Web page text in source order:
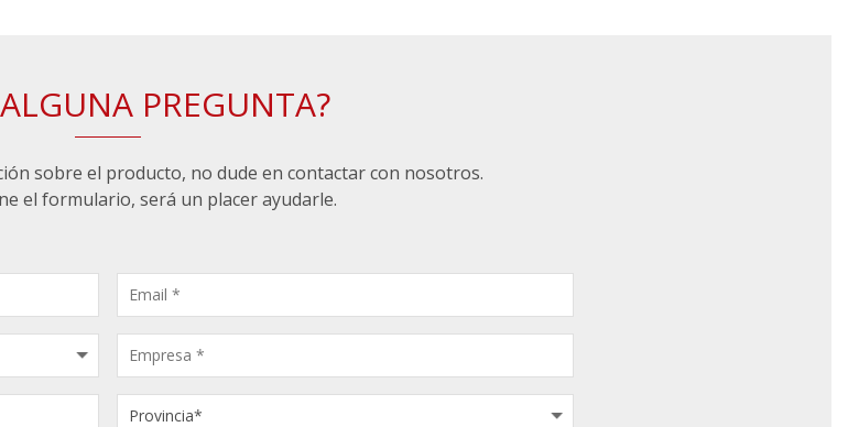
PREGUNTA?
sobre el producto, no dude en contactar con nosotros.
el formulario, será un placer ayudarle.